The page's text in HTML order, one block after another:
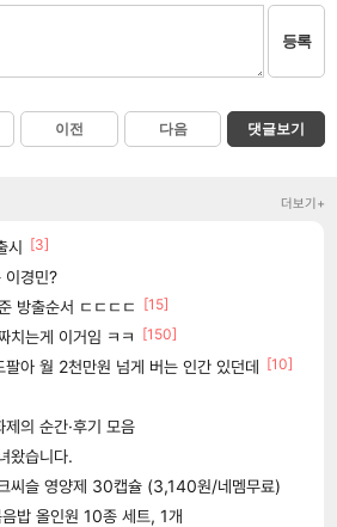
등록
이전 다음 댓글보기
더보기+
시 [3]
이경민?
방출순서 ㄷㄷㄷㄷ
[15]
치는게 이거임 ㅋㅋ
[150]
팔아 월 2천만원 넘게 버는 인간 있던데 [10]
의 순간·후기 모음
왔습니다.
씨슬 영양제 30캡슐 (3,140원/네멤무료)
밥 올인원 10종 세트, 1개